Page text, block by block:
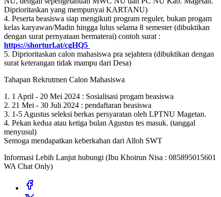
Diprioritaskan yang mempunyai KARTANU)
4. Peserta beasiswa siap mengikuti program reguler, bukan progam
kelas karyawan/Madin hingga lulus selama 8 semester (dibuktikan
dengan surat pernyataan bermaterai) contoh surat :
https://shorturl.at/cgHQ5
5. Diprioritaskan calon mahasiswa pra sejahtera (dibuktikan dengan
surat keterangan tidak mampu dari Desa)
Tahapan Rekrutmen Calon Mahasiswa
1. 1 April - 20 Mei 2024 : Sosialisasi progam beasiswa
2. 21 Mei - 30 Juli 2024 : pendaftaran beasiswa
3. 1-5 Agustus seleksi berkas persyaratan oleh LPTNU Magetan.
4. Pekan kedua atau ketiga bulan Agustus tes masuk. (tanggal
menyusul)
Semoga mendapatkan keberkahan dari Alloh SWT
Informasi Lebih Lanjut hubungi (Ibu Khoirun Nisa : 085895015601
WA Chat Only)